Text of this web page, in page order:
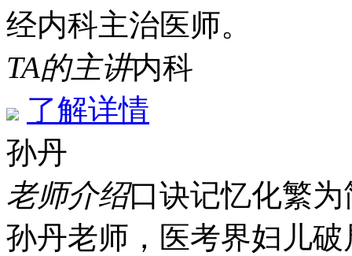
经内科主治医师。
TA的主讲内科
了解详情
孙丹
老师介绍口诀记忆化繁为
孙丹老师，医考界妇儿